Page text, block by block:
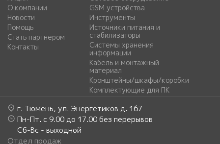
О компании
Новости
Помощь
Стать партнером
Контакты
GSM устройства
Инструменты
Источники питания и
стабилизаторы
Системы хранения
информации
Кабель и монтажный
материал
Кронштейны/шкафы/коробки
Комплектующие для ПК
г. Тюмень, ул. Энергетиков д. 167
Пн-Пт. с 9.00 до 17.00 без перерывов
Сб-Вс - выходной
Отдел продаж